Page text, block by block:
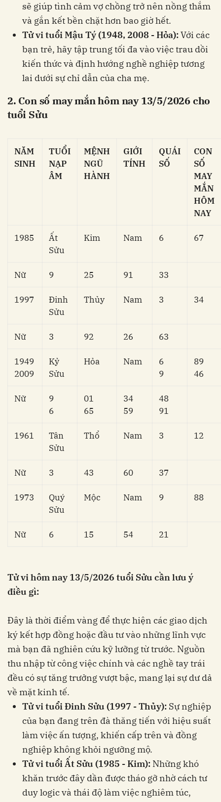
sẽ giúp tình cảm vợ chồng trở nên nồng thắm
và gắn kết bền chặt hơn bao giờ hết.
Tử vi tuổi Mậu Tý (1948, 2008 - Hỏa):Với các
bạn trẻ, hãy tập trung tối đa vào việc trau dồi
kiến thức và định hướng nghề nghiệp tương
lai dưới sự chỉ dẫn của cha mẹ.
2. Con số may mắn hôm nay 13/5/2026 cho
tuổi Sửu
NĂM
SINH
TUỔI
NẠP
ÂM
MỆNH
NGŨ
HÀNH
GIỚI
TÍNH
QUÁI
SỐ
CON
SỐ
MAY
MẮN
HÔM
NAY
1985
Ất
Sửu
Kim Nam 6 67
Nữ 9 25 91 33
1997
Đinh
Sửu
Thủy Nam 3 34
Nữ 3 92 26 63
1949
2009
Kỷ
Sửu
Hỏa Nam
6
9
89
46
Nữ
9
6
01
65
34
59
48
91
1961
Tân
Sửu
Thổ Nam 3 12
Nữ 3 43 60 37
1973
Quý
Sửu
Mộc Nam 9 88
Nữ 6 15 54 21
Tử vi hôm nay 13/5/2026 tuổi Sửu cần lưu ý
điều gì:
Đây là thời điểm vàng để thực hiện các giao dịch
ký kết hợp đồng hoặc đầu tư vào những lĩnh vực
mà bạn đã nghiên cứu kỹ lưỡng từ trước. Nguồn
thu nhập từ công việc chính và các nghề tay trái
đều có sự tăng trưởng vượt bậc, mang lại sự dư dả
về mặt kinh tế.
Tử vi tuổi Đinh Sửu (1997 - Thủy): Sự nghiệp
của bạn đang trên đà thăng tiến với hiệu suất
làm việc ấn tượng, khiến cấp trên và đồng
nghiệp không khỏi ngưỡng mộ.
Tử vi tuổi Ất Sửu (1985 - Kim): Những khó
khăn trước đây dần được tháo gỡ nhờ cách tư
duy logic và thái độ làm việc nghiêm túc,